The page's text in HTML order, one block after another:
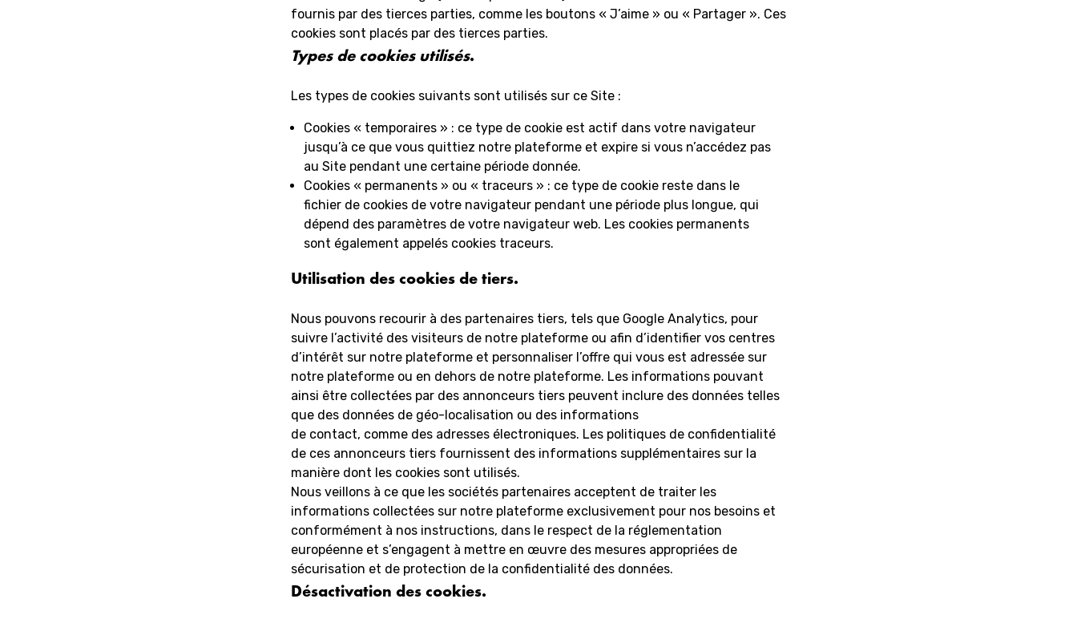
fournis par des tierces parties, comme les boutons « J’aime » ou « Partager ». Ces
cookies sont placés par des tierces parties.
Types de cookies utilisés.
Les types de cookies suivants sont utilisés sur ce Site :
Cookies « temporaires » : ce type de cookie est actif dans votre navigateur
jusqu’à ce que vous quittiez notre plateforme et expire si vous n’accédez pas
au Site pendant une certaine période donnée.
Cookies « permanents » ou « traceurs » : ce type de cookie reste dans le
fichier de cookies de votre navigateur pendant une période plus longue, qui
dépend des paramètres de votre navigateur web. Les cookies permanents
sont également appelés cookies traceurs.
Utilisation des cookies de tiers.
Nous pouvons recourir à des partenaires tiers, tels que Google Analytics, pour
suivre l’activité des visiteurs de notre plateforme ou afin d’identifier vos centres
d’intérêt sur notre plateforme et personnaliser l’offre qui vous est adressée sur
notre plateforme ou en dehors de notre plateforme. Les informations pouvant
ainsi être collectées par des annonceurs tiers peuvent inclure des données telles
que des données de géo-localisation ou des informations
de contact, comme des adresses électroniques. Les politiques de confidentialité
de ces annonceurs tiers fournissent des informations supplémentaires sur la
manière dont les cookies sont utilisés.
Nous veillons à ce que les sociétés partenaires acceptent de traiter les
informations collectées sur notre plateforme exclusivement pour nos besoins et
conformément à nos instructions, dans le respect de la réglementation
européenne et s’engagent à mettre en œuvre des mesures appropriées de
sécurisation et de protection de la confidentialité des données.
Désactivation des cookies.